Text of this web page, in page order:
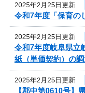
2025年2月25日更新
令和7年度「保育の
2025年2月25日更新
令和7年度岐阜県立
紙（単価契約）の
2025年2月25日更新
【郡中第0610号